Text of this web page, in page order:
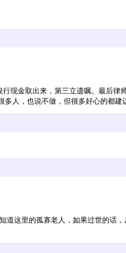
现金取出来，第三立遗嘱。最后律
人，也说不做，但很多好心的都建
这里的孤寡老人，如果过世的话